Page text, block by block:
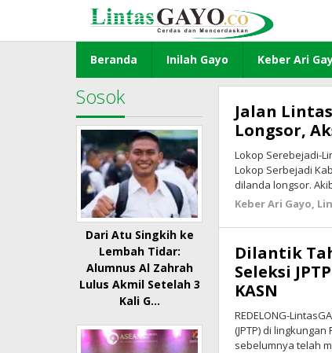
konten
Beranda Inilah Gayo Keber Ari
Sosok
Dari Atu Singkih ke
Lembah Tidar:
Alumnus Al Zahrah
Lulus Akmil Setelah 3
Kali G…
Jalan
Longsor,
Lokop Serebejadi-
Lokop Serbejadi
dilanda longsor.
Keber Ari Gayo,
Dilantik
Seleksi
KASN
REDELONG-
(JPTP) di
sebelumnya telah